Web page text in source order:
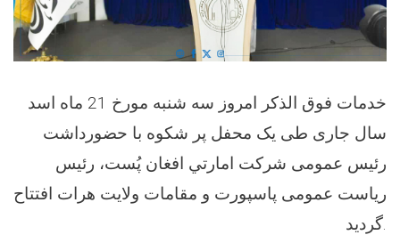
خدمات فوق الذکر امروز سه شنبه مورخ 21 ماه اسد
سال جاری طی یک محفل پر شکوه با حضورداشت
رئیس عمومی شرکت امارتي افغان پُست، رئیس
ریاست عمومی پاسپورت و مقامات ولایت هرات افتتاح